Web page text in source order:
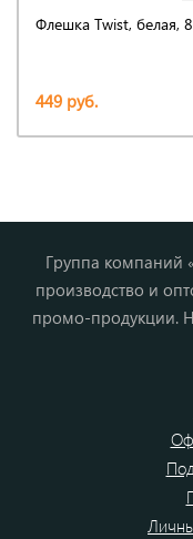
Флешка Twist, белая,
449 руб.
Группа компаний
производство и
промо-продукции.